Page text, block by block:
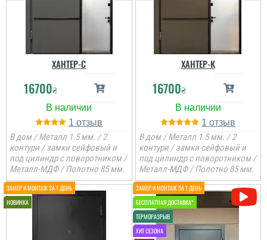
ХАНТЕР-С
16700₴
1
В дом / Металл 1.5 мм. / 2
контури / замки сейфовый и
под цилиндр с поворотником /
Металл-МДФ / Полотно 85 мм.
ХАНТЕР-К
16700₴
1
В дом / Металл 1.5 мм. / 2
контури / замки сейфовый и
под цилиндр с поворотником /
Металл-МДФ / Полотно 85 мм.